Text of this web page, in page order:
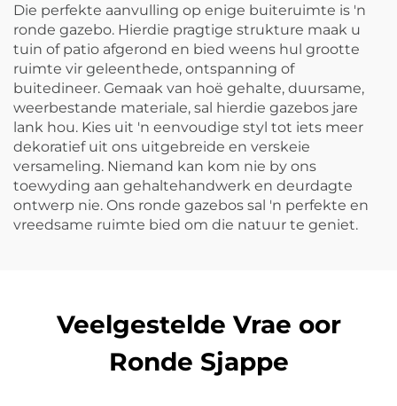
Die perfekte aanvulling op enige buiteruimte is 'n
ronde gazebo. Hierdie pragtige strukture maak u
tuin of patio afgerond en bied weens hul grootte
ruimte vir geleenthede, ontspanning of
buitedineer. Gemaak van hoë gehalte, duursame,
weerbestande materiale, sal hierdie gazebos jare
lank hou. Kies uit 'n eenvoudige styl tot iets meer
dekoratief uit ons uitgebreide en verskeie
versameling. Niemand kan kom nie by ons
toewyding aan gehaltehandwerk en deurdagte
ontwerp nie. Ons ronde gazebos sal 'n perfekte en
vreedsame ruimte bied om die natuur te geniet.
Veelgestelde Vrae oor
Ronde Sjappe